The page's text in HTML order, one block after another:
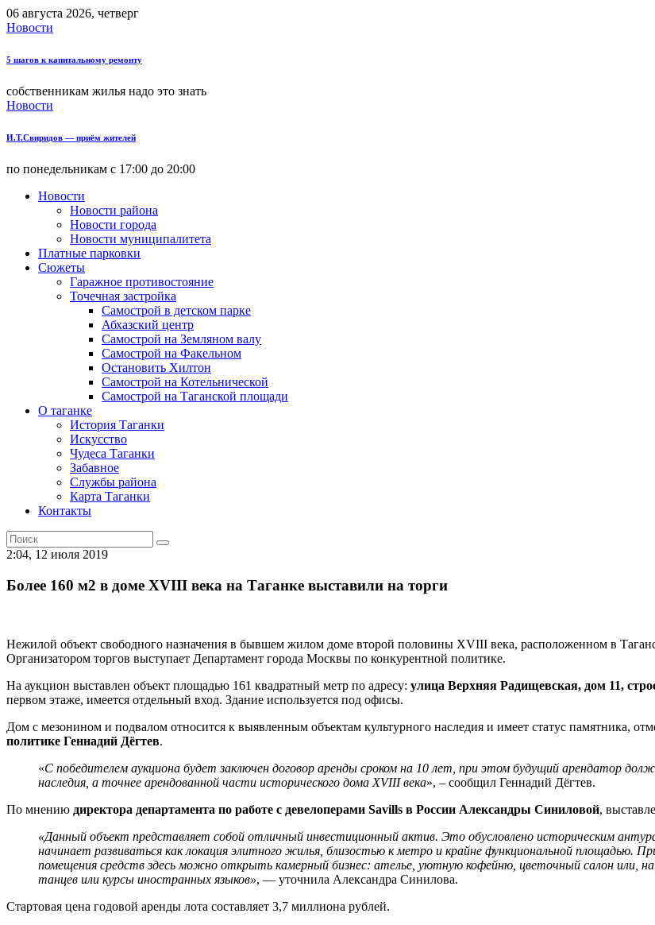
06 августа 2026, четверг
Новости
5 шагов к капитальному ремонту
собственникам жилья надо это знать
Новости
И.Т.Свиридов — приём жителей
по понедельникам с 17:00 до 20:00
Новости
Новости района
Новости города
Новости муниципалитета
Платные парковки
Сюжеты
Гаражное противостояние
Точечная застройка
Самострой в детском парке
Абхазский центр
Самострой на Земляном валу
Самострой на Факельном
Остановить Хилтон
Самострой на Котельнической
Самострой на Таганской площади
О таганке
История Таганки
Искусство
Чудеса Таганки
Забавное
Службы района
Карта Таганки
Контакты
2:04, 12 июля 2019
Более 160 м2 в доме XVIII века на Таганке выставили на торги
Нежилой объект свободного назначения в бывшем жилом доме второй половины XVIII века, расположенном в
Организатором торгов выступает Департамент города Москвы по конкурентной политике.
На аукцион выставлен объект площадью 161 квадратный метр по адресу: улица Верхняя Радищевская, дом 11,
первом этаже, имеется отдельный вход. Здание используется под офисы.
Дом с мезонином и подвалом относится к выявленным объектам культурного наследия и имеет статус памятника,
политике Геннадий Дёгтев.
«С победителем аукциона будет заключен договор аренды сроком на 10 лет, при этом будущий арендатор
наследия, а точнее арендованной части исторического дома XVIII века», – сообщил Геннадий Дёгтев.
По мнению директора департамента по работе с девелоперами Savills в России Александры Синиловой,
«Данный объект представляет собой отличный инвестиционный актив. Это обусловлено историческим
начинает развиваться как локация элитного жилья, близостью к метро и крайне функциональной площадью.
помещения средств здесь можно открыть камерный бизнес: ателье, уютную кофейню, цветочный салон или,
танцев или курсы иностранных языков», — уточнила Александра Синилова.
Стартовая цена годовой аренды лота составляет 3,7 миллиона рублей.